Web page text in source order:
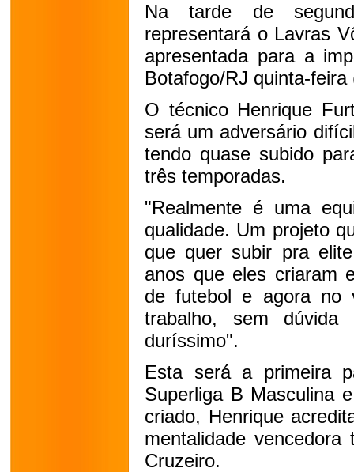
Na tarde de
representará o Lavras
apresentada para a
Botafogo/RJ quinta-
O técnico Henrique
será um adversário
tendo quase subido
três temporadas.
"Realmente é uma
qualidade. Um projeto
que quer subir pra
anos que eles criaram
de futebol e agora no
trabalho, sem dúvida
duríssimo".
Esta será a primeira
Superliga B Masculina
criado, Henrique
mentalidade
Cruzeiro.